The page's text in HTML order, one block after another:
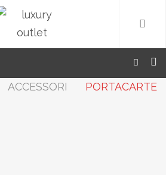
.
ACCESSORI PORTACARTE